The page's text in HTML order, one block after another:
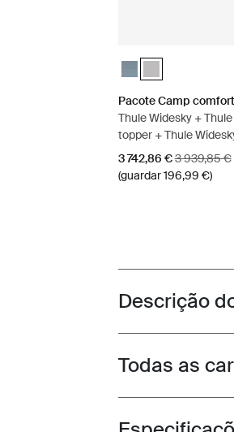
Pacote Camp
Pacote Camp
Pacote Camp
Thule Widesky +
topper + Thule
Preço de venda
3 742,86 €Preço
3 939,85 €
(guardar 196,99 €)
Descrição
Todas as